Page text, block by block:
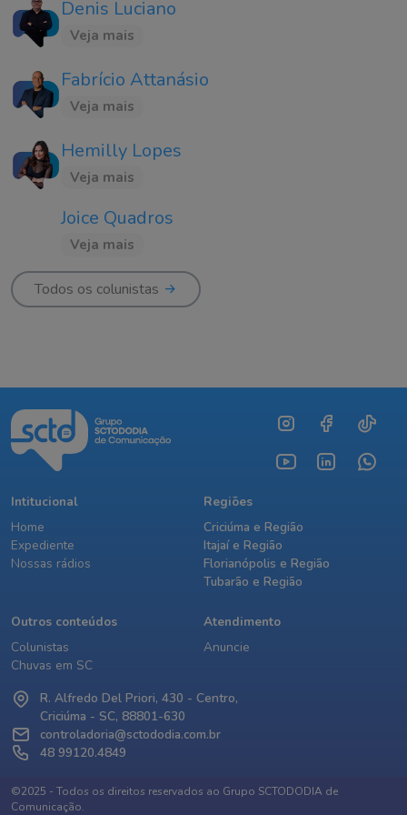
Denis Luciano
Veja mais
Fabrício Attanásio
Veja mais
Hemilly Lopes
Veja mais
Joice Quadros
Veja mais
Todos os colunistas
Intitucional
Home
Expediente
Nossas rádios
Regiões
Criciúma e Região
Itajaí e Região
Florianópolis e Região
Tubarão e Região
Outros conteúdos
Colunistas
Chuvas em SC
Atendimento
Anuncie
R. Alfredo Del Priori, 430 - Centro,
Criciúma - SC, 88801-630
controladoria@sctododia.com.br
48 99120.4849
©2025 - Todos os direitos reservados ao Grupo SCTODODIA de
Comunicação.